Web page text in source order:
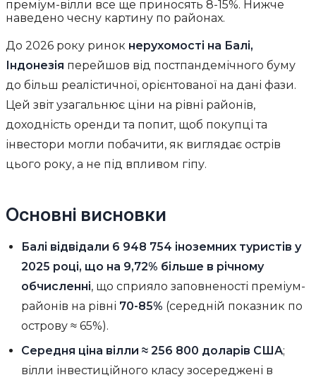
преміум-вілли все ще приносять 8-15%. Нижче
наведено чесну картину по районах.
До 2026 року ринок нерухомості на Балі,
Індонезія перейшов від постпандемічного буму
до більш реалістичної, орієнтованої на дані фази.
Цей звіт узагальнює ціни на рівні районів,
доходність оренди та попит, щоб покупці та
інвестори могли побачити, як виглядає острів
цього року, а не під впливом гіпу.
Основні висновки
Балі відвідали 6 948 754 іноземних туристів у
2025 році, що на 9,72% більше в річному
обчисленні, що сприяло заповненості преміум-
районів на рівні 70-85% (середній показник по
острову ≈ 65%).
Середня ціна вілли ≈ 256 800 доларів США;
вілли інвестиційного класу зосереджені в